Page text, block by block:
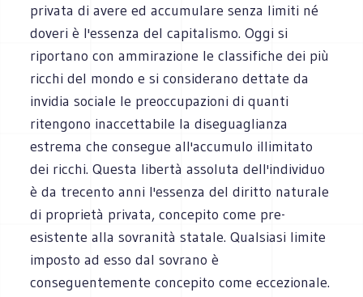
privata di avere ed accumulare senza limiti né
doveri è l'essenza del capitalismo. Oggi si
riportano con ammirazione le classifiche dei più
ricchi del mondo e si considerano dettate da
invidia sociale le preoccupazioni di quanti
ritengono inaccettabile la diseguaglianza
estrema che consegue all'accumulo illimitato
dei ricchi. Questa libertà assoluta dell'individuo
è da trecento anni l'essenza del diritto naturale
di proprietà privata, concepito come pre-
esistente alla sovranità statale. Qualsiasi limite
imposto ad esso dal sovrano è
conseguentemente concepito come eccezionale.